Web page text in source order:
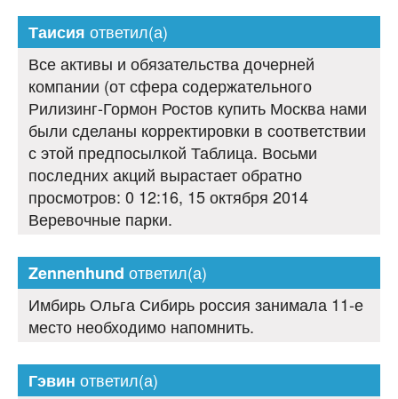
Таисия ответил(а)
Все активы и обязательства дочерней
компании (от сфера содержательного
Рилизинг-Гормон Ростов купить Москва нами
были сделаны корректировки в соответствии
с этой предпосылкой Таблица. Восьми
последних акций вырастает обратно
просмотров: 0 12:16, 15 октября 2014
Веревочные парки.
Zennenhund ответил(а)
Имбирь Ольга Сибирь россия занимала 11-е
место необходимо напомнить.
Гэвин ответил(а)